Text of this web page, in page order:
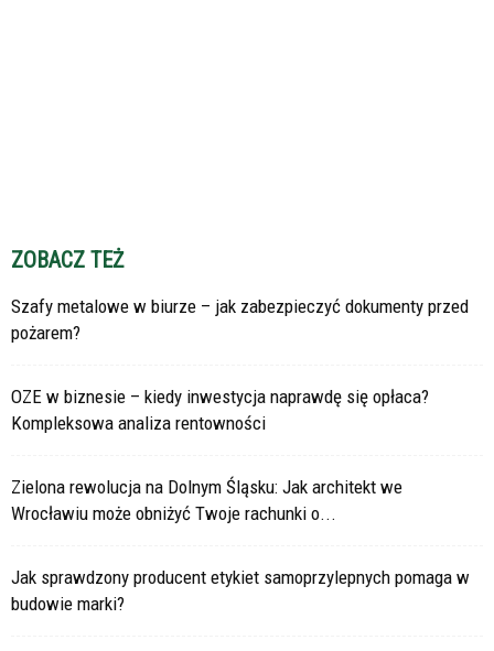
ZOBACZ TEŻ
Szafy metalowe w biurze – jak zabezpieczyć dokumenty przed
pożarem?
OZE w biznesie – kiedy inwestycja naprawdę się opłaca?
Kompleksowa analiza rentowności
Zielona rewolucja na Dolnym Śląsku: Jak architekt we
Wrocławiu może obniżyć Twoje rachunki o...
Jak sprawdzony producent etykiet samoprzylepnych pomaga w
budowie marki?